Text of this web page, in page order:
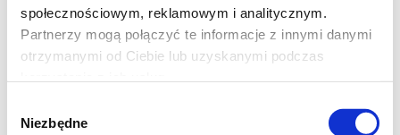
społecznościowym, reklamowym i analitycznym.
Partnerzy mogą połączyć te informacje z innymi danymi
otrzymanymi od Ciebie lub uzyskanymi podczas
zgody
Niezbędne